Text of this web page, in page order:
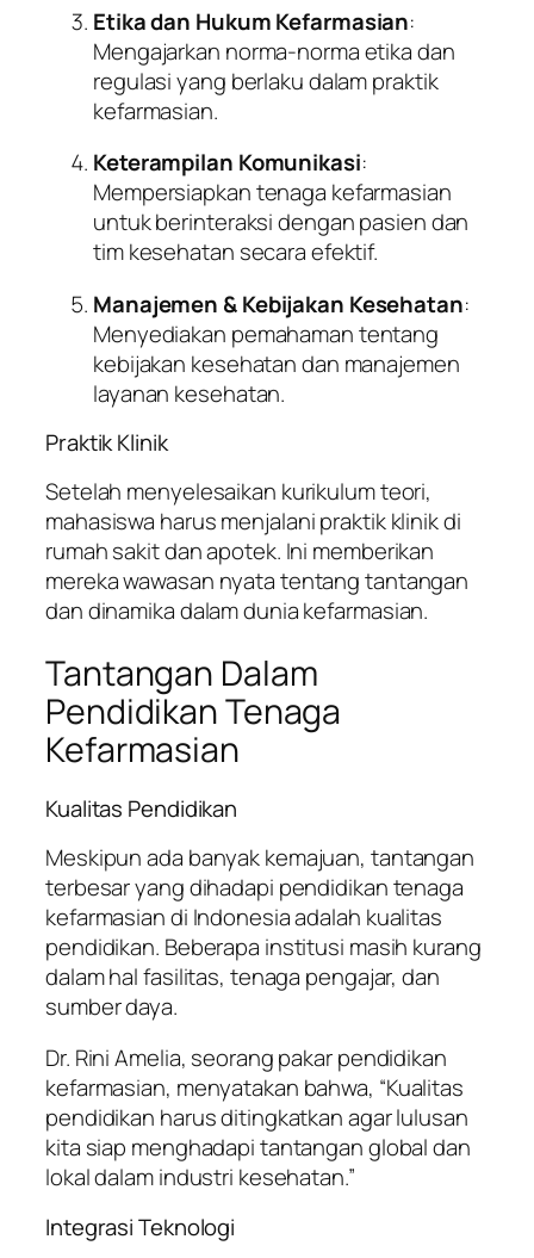
Etika dan Hukum Kefarmasian:
Mengajarkan norma-norma etika dan
regulasi yang berlaku dalam praktik
kefarmasian.
Keterampilan Komunikasi:
Mempersiapkan tenaga kefarmasian
untuk berinteraksi dengan pasien dan
tim kesehatan secara efektif.
Manajemen & Kebijakan Kesehatan:
Menyediakan pemahaman tentang
kebijakan kesehatan dan manajemen
layanan kesehatan.
Praktik Klinik
Setelah menyelesaikan kurikulum teori,
mahasiswa harus menjalani praktik klinik di
rumah sakit dan apotek. Ini memberikan
mereka wawasan nyata tentang tantangan
dan dinamika dalam dunia kefarmasian.
Tantangan Dalam
Pendidikan Tenaga
Kefarmasian
Kualitas Pendidikan
Meskipun ada banyak kemajuan, tantangan
terbesar yang dihadapi pendidikan tenaga
kefarmasian di Indonesia adalah kualitas
pendidikan. Beberapa institusi masih kurang
dalam hal fasilitas, tenaga pengajar, dan
sumber daya.
Dr. Rini Amelia, seorang pakar pendidikan
kefarmasian, menyatakan bahwa, “Kualitas
pendidikan harus ditingkatkan agar lulusan
kita siap menghadapi tantangan global dan
lokal dalam industri kesehatan.”
Integrasi Teknologi